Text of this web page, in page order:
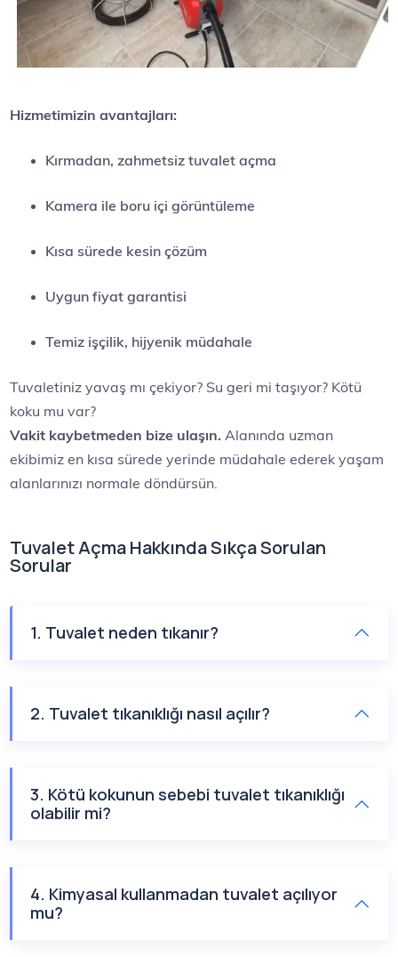
Hizmetimizin avantajları:
Kırmadan, zahmetsiz tuvalet açma
Kamera ile boru içi görüntüleme
Kısa sürede kesin çözüm
Uygun fiyat garantisi
Temiz işçilik, hijyenik müdahale
Tuvaletiniz yavaş mı çekiyor? Su geri mi taşıyor? Kötü
koku mu var?
Vakit kaybetmeden bize ulaşın. Alanında uzman
ekibimiz en kısa sürede yerinde müdahale ederek yaşam
alanlarınızı normale döndürsün.
Tuvalet Açma Hakkında Sıkça Sorulan
Sorular
1. Tuvalet neden tıkanır?
2. Tuvalet tıkanıklığı nasıl açılır?
3. Kötü kokunun sebebi tuvalet tıkanıklığı
olabilir mi?
4. Kimyasal kullanmadan tuvalet açılıyor
mu?